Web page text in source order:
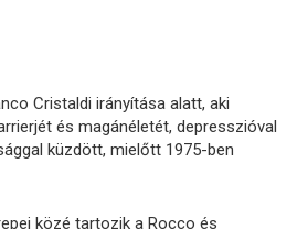
Cristaldi irányítása alatt, aki
és magánéletét, depresszióval
küzdött, mielőtt 1975-ben
közé tartozik a Rocco és